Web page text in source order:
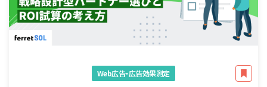
Web広告・広告効果測定